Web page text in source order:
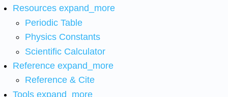
Resources expand_more
Periodic Table
Physics Constants
Scientific Calculator
Reference expand_more
Reference & Cite
Tools expand_more